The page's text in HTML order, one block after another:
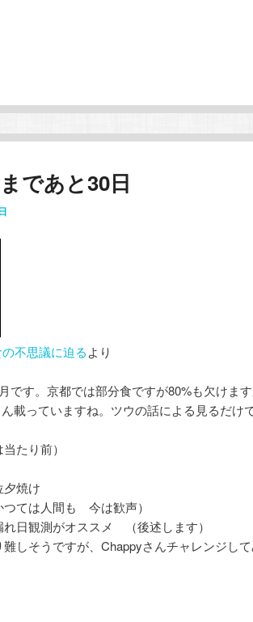
であと30日
不思議に迫るより
です。京都では部分食ですが80%も欠けます
載っていますね。ツウの話による見るだけ
たり前）
夕焼け
ては人間も 今は歓声）
れ日観測がオススメ （後述します）
難しそうですが、Chappyさんチャレンジし